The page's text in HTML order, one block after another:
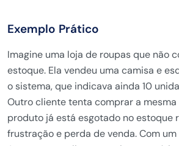
Exemplo Prático
Imagine uma loja de roupas que não
estoque. Ela vendeu uma camisa e
o sistema, que indicava ainda 10
Outro cliente tenta comprar a mesma
produto já está esgotado no estoque
frustração e perda de venda. Com